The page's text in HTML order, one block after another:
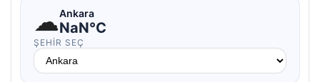
☁Ankara
NaN°C
ŞEHIR SEÇ